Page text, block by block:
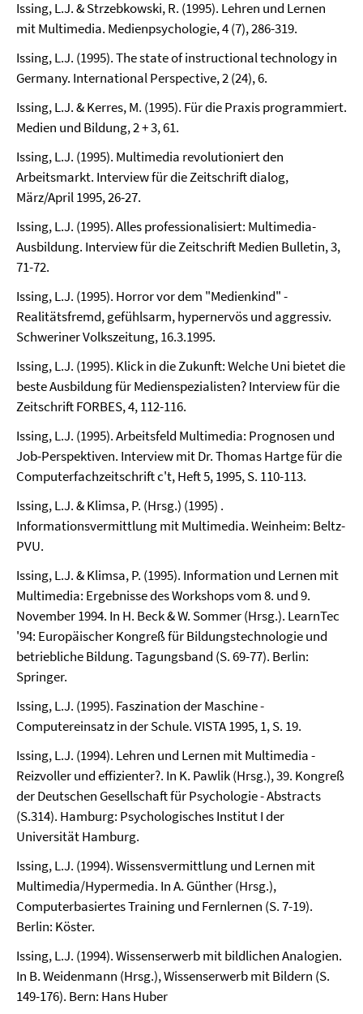
Issing, L.J. & Strzebkowski, R. (1995). Lehren und Lernen
mit Multimedia. Medienpsychologie, 4 (7), 286-319.
Issing, L.J. (1995). The state of instructional technology in
Germany. International Perspective, 2 (24), 6.
Issing, L.J. & Kerres, M. (1995). Für die Praxis programmiert.
Medien und Bildung, 2 + 3, 61.
Issing, L.J. (1995). Multimedia revolutioniert den
Arbeitsmarkt. Interview für die Zeitschrift dialog,
März/April 1995, 26-27.
Issing, L.J. (1995). Alles professionalisiert: Multimedia-
Ausbildung. Interview für die Zeitschrift Medien Bulletin, 3,
71-72.
Issing, L.J. (1995). Horror vor dem "Medienkind" -
Realitätsfremd, gefühlsarm, hypernervös und aggressiv.
Schweriner Volkszeitung, 16.3.1995.
Issing, L.J. (1995). Klick in die Zukunft: Welche Uni bietet die
beste Ausbildung für Medienspezialisten? Interview für die
Zeitschrift FORBES, 4, 112-116.
Issing, L.J. (1995). Arbeitsfeld Multimedia: Prognosen und
Job-Perspektiven. Interview mit Dr. Thomas Hartge für die
Computerfachzeitschrift c't, Heft 5, 1995, S. 110-113.
Issing, L.J. & Klimsa, P. (Hrsg.) (1995) .
Informationsvermittlung mit Multimedia. Weinheim: Beltz-
PVU.
Issing, L.J. & Klimsa, P. (1995). Information und Lernen mit
Multimedia: Ergebnisse des Workshops vom 8. und 9.
November 1994. In H. Beck & W. Sommer (Hrsg.). LearnTec
'94: Europäischer Kongreß für Bildungstechnologie und
betriebliche Bildung. Tagungsband (S. 69-77). Berlin:
Springer.
Issing, L.J. (1995). Faszination der Maschine -
Computereinsatz in der Schule. VISTA 1995, 1, S. 19.
Issing, L.J. (1994). Lehren und Lernen mit Multimedia -
Reizvoller und effizienter?. In K. Pawlik (Hrsg.), 39. Kongreß
der Deutschen Gesellschaft für Psychologie - Abstracts
(S.314). Hamburg: Psychologisches Institut I der
Universität Hamburg.
Issing, L.J. (1994). Wissensvermittlung und Lernen mit
Multimedia/Hypermedia. In A. Günther (Hrsg.),
Computerbasiertes Training und Fernlernen (S. 7-19).
Berlin: Köster.
Issing, L.J. (1994). Wissenserwerb mit bildlichen Analogien.
In B. Weidenmann (Hrsg.), Wissenserwerb mit Bildern (S.
149-176). Bern: Hans Huber